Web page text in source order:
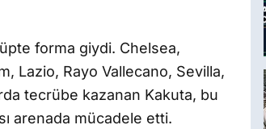
forma giydi. Chelsea,
Lazio, Rayo Vallecano, Sevilla,
tecrübe kazanan Kakuta, bu
arenada mücadele etti.